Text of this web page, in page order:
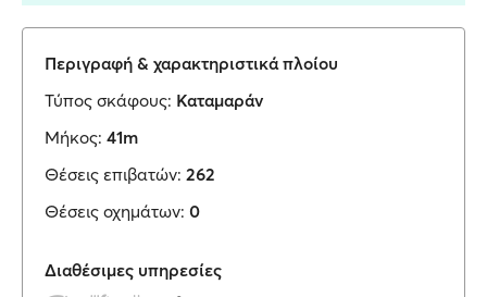
Περιγραφή & χαρακτηριστικά πλοίου
Τύπος σκάφους: Καταμαράν
Μήκος: 41m
Θέσεις επιβατών: 262
Θέσεις οχημάτων: 0
Διαθέσιμες υπηρεσίες